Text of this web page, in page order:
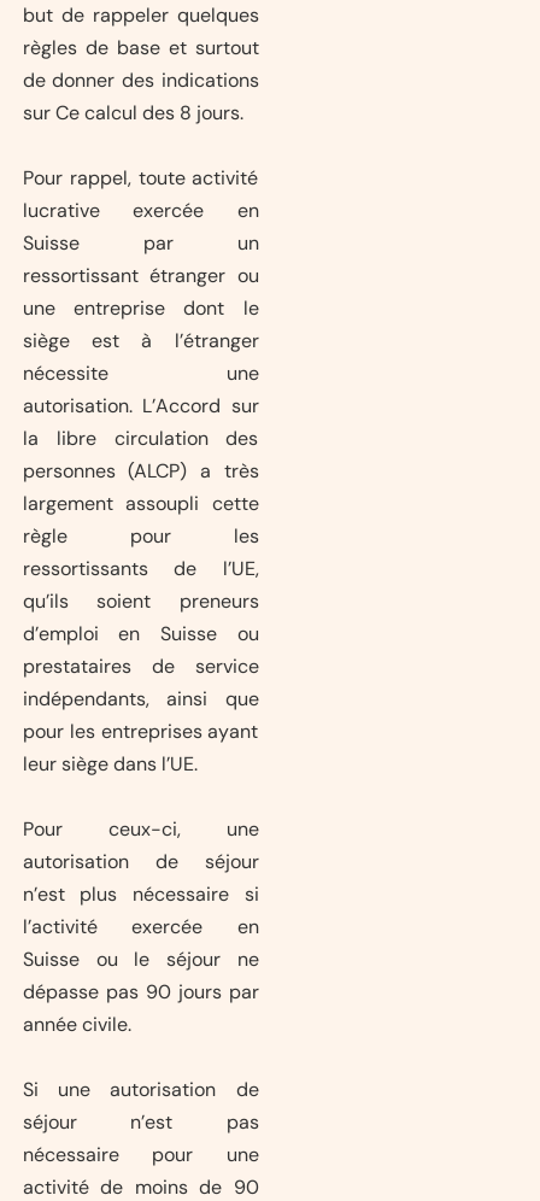
but de rappeler quelques
règles de base et surtout
de donner des indications
sur Ce calcul des 8 jours.
Pour rappel, toute activité
lucrative exercée en
Suisse par un
ressortissant étranger ou
une entreprise dont le
siège est à l’étranger
nécessite une
autorisation. L’Accord sur
la libre circulation des
personnes (ALCP) a très
largement assoupli cette
règle pour les
ressortissants de l’UE,
qu’ils soient preneurs
d’emploi en Suisse ou
prestataires de service
indépendants, ainsi que
pour les entreprises ayant
leur siège dans l’UE.
Pour ceux-ci, une
autorisation de séjour
n’est plus nécessaire si
l’activité exercée en
Suisse ou le séjour ne
dépasse pas 90 jours par
année civile.
Si une autorisation de
séjour n’est pas
nécessaire pour une
activité de moins de 90